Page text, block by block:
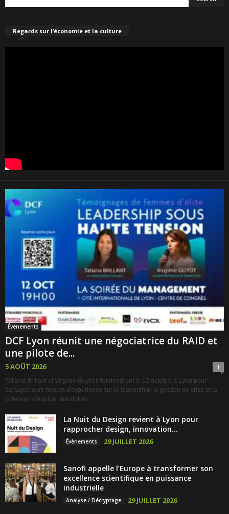
Regards sur l’économie et la culture
Évènements
DCF Lyon réunit une négociatrice du RAID et
une pilote de...
5 AOÛT 2026 1
Tatiana Brillant et Virginie Guyot interviendront le 12 octobre à Lyon pour
partager leurs retours d'expérience sur le leadership, la gestion de crise et la
cohésion d'équipe. Inscription
La Nuit du Design revient à Lyon pour
rapprocher design, innovation...
Évènements 29 JUILLET 2026
Sanofi appelle l’Europe à transformer son
excellence scientifique en puissance
industrielle
Analyse / Décryptage 29 JUILLET 2026